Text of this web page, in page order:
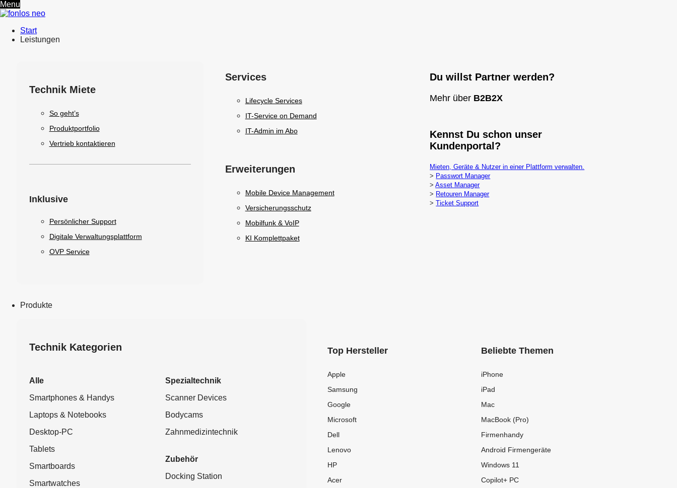
Menu
Start
Leistungen
Technik Miete
So geht’s
Produktportfolio
Vertrieb kontaktieren
Inklusive
Persönlicher Support
Digitale Verwaltungsplattform
OVP Service
Services
Lifecycle Services
IT-Service on Demand
IT-Admin im Abo
Erweiterungen
Mobile Device Management
Versicherungsschutz
Mobilfunk & VoIP
KI Komplettpaket
Du willst Partner werden?
Mehr über B2B2X
Kennst Du schon unser
Kundenportal?
Mieten, Geräte & Nutzer in einer Plattform verwalten.
> Passwort Manager
>Asset Manager
> Retouren Manager
>Ticket Support
Produkte
Technik Kategorien
Alle
Smartphones & Handys
Laptops & Notebooks
Desktop-PC
Tablets
Smartboards
Smartwatches
Spezialtechnik
Scanner Devices
Bodycams
Zahnmedizintechnik
Zubehör
Docking Station
Top Hersteller
Apple
Samsung
Google
Microsoft
Dell
Lenovo
HP
Acer
Beliebte Themen
iPhone
iPad
Mac
MacBook (Pro)
Firmenhandy
Android Firmengeräte
Windows 11
Copilot+ PC